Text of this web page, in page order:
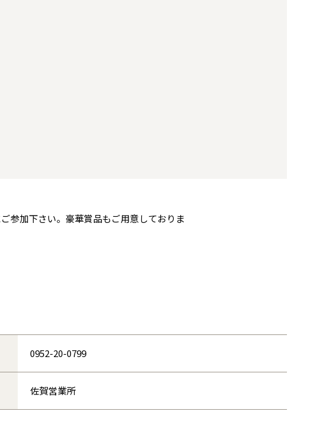
参加下さい。豪華賞品もご用意しておりま
0952-20-0799
佐賀営業所